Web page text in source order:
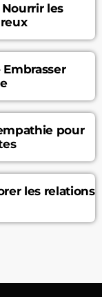
les
pour
les relations